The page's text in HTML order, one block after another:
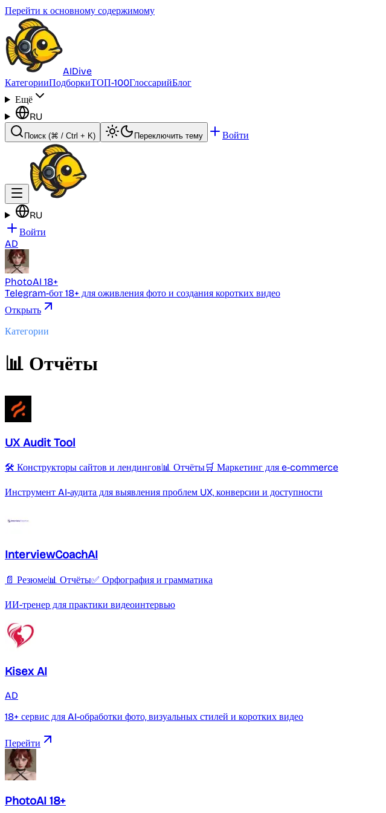
Перейти к основному содержимому
AIDive
КатегорииПодборкиТОП-100ГлоссарийБлог
Ещё
RU
Поиск (⌘ / Ctrl + K) Переключить тему Войти
RU
Войти
AD
PhotoAI 18+
Telegram-бот 18+ для оживления фото и создания коротких видео
Открыть
Категории
📊 Отчёты
UX Audit Tool
🛠️ Конструкторы сайтов и лендингов📊 Отчёты🛒 Маркетинг для e-commerce
Инструмент AI-аудита для выявления проблем UX, конверсии и доступности
InterviewCoachAI
📄 Резюме📊 Отчёты✅ Орфография и грамматика
ИИ-тренер для практики видеоинтервью
Kisex AI
AD
18+ сервис для AI-обработки фото, визуальных стилей и коротких видео
Перейти
PhotoAI 18+